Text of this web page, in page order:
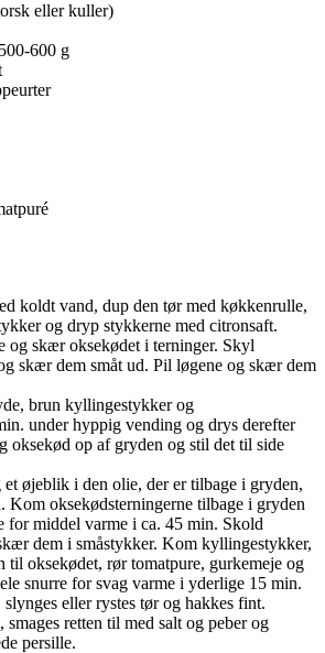
eller kuller)
600 g
koldt vand, dup den tør med køkkenrulle,
og dryp stykkerne med citronsaft.
og skær oksekødet i terninger. Skyl
skær dem småt ud. Pil løgene og skær dem
brun kyllingestykker og
under hyppig vending og drys derefter
oksekød op af gryden og stil det til side
øjeblik i den olie, der er tilbage i gryden,
Kom oksekødsterningerne tilbage i gryden
for middel varme i ca. 45 min. Skold
dem i småstykker. Kom kyllingestykker,
til oksekødet, rør tomatpure, gurkemeje og
snurre for svag varme i yderlige 15 min.
eller rystes tør og hakkes fint.
retten til med salt og peber og
persille.